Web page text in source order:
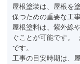
屋根塗装は、屋根を
保つための重要な工事
屋根塗料は、紫外線
ぐことが可能です。
です。
工事の目安時期は、